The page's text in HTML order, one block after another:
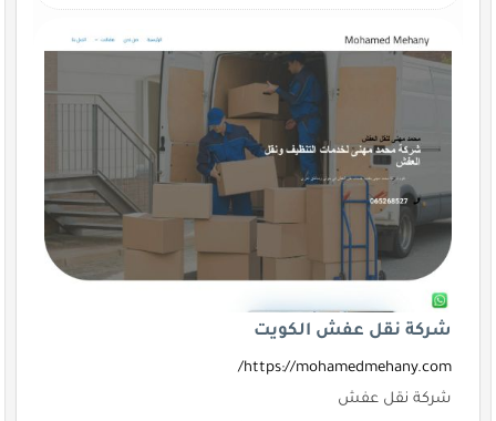
شركة نقل عفش الكويت
https://mohamedmehany.com/
شركة نقل عفش